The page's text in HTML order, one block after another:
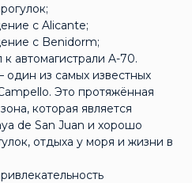
с Alicante;
с Benidorm;
автомагистрали A-70.
из самых известных
Это протяжённая
которая является
de San Juan и хорошо
отдыха у моря и жизни в